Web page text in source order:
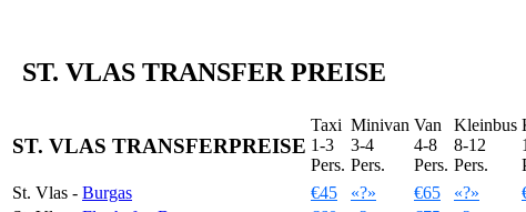
ST. VLAS TRANSFER PREISE
ST. VLAS TRANSFERPREISE
Taxi
1-3
Pers.
Minivan
3-4
Pers.
Van
4-8
Pers.
Kleinbus
8-12
Pers.
St. Vlas - Burgas €45 «?» €65 «?»